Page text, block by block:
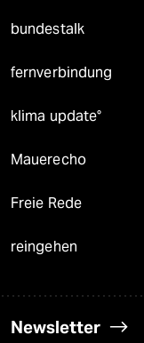
bundestalk
fernverbindung
klima update°
Mauerecho
Freie Rede
reingehen
Newsletter